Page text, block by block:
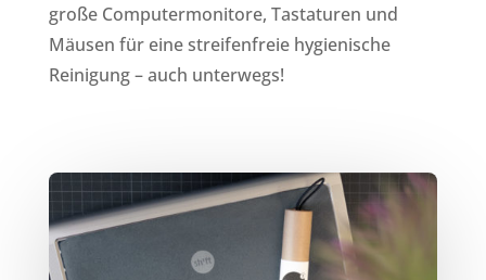
große Computermonitore, Tastaturen und
Mäusen für eine streifenfreie hygienische
Reinigung – auch unterwegs!